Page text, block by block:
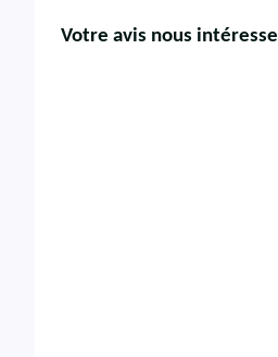
Votre avis nous intéresse